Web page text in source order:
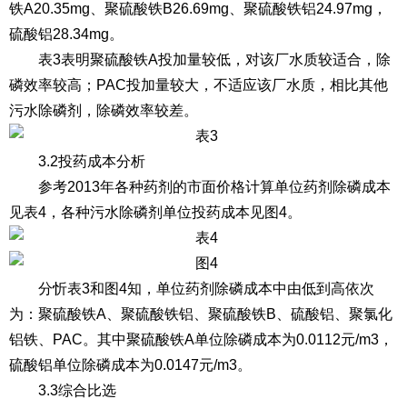
铁A20.35mg、聚硫酸铁B26.69mg、聚硫酸铁铝24.97mg，
硫酸铝28.34mg。
表3表明聚硫酸铁A投加量较低，对该厂水质较适合，除
磷效率较高；PAC投加量较大，不适应该厂水质，相比其他
污水除磷剂，除磷效率较差。
3.2投药成本分析
参考2013年各种药剂的市面价格计算单位药剂除磷成本
见表4，各种污水除磷剂单位投药成本见图4。
分忻表3和图4知，单位药剂除磷成本中由低到高依次
为：聚硫酸铁A、聚硫酸铁铝、聚硫酸铁B、硫酸铝、聚氯化
铝铁、PAC。其中聚硫酸铁A单位除磷成本为0.0112元/m3，
硫酸铝单位除磷成本为0.0147元/m3。
3.3综合比选